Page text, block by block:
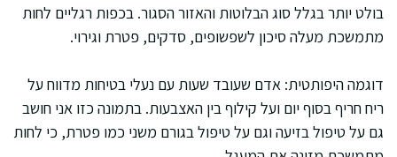
בולט יותר בגלל סוג הבלוטות והאזור הסגור. בכפות רגליים לחות
מתמשכת מעלה סיכון לשפשופים, סדקים, פטרת וגירוי.
דוגמה היפותטית: אדם שעובד שעות עם נעלי בטיחות מדווח על
ריח חריף בסוף יום ועל קילוף בין האצבעות. בתמונה כזו אני חושב
גם על טיפול בזיעה וגם על טיפול בגורם משני כמו פטרת, כי לחות